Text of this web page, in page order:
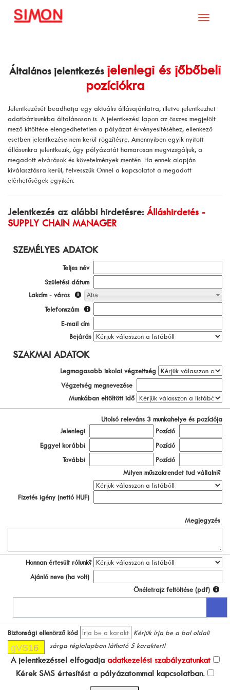
Toggle
Általános jelentkezés jelenlegi és jőbőbeli
pozíciókra
Jelentkezését beadhatja egy aktuális állásajánlatra, illetve jelentkezhet
adatbázisunkba általánosan is. A jelentkezési lapon az összes megjelölt
mező kitöltése elengedhetetlen a pályázat érvényesítéséhez, ellenkező
esetben jelentkezése nem kerül rögzítésre. Amennyiben egyik nyitott
állásunkra jelentkezik, úgy pályázatát hamarosan megvizsgáljuk, a
megadott elvárások és követelmények mentén. Ha ennek alapján
kiválasztásra kerül, felvesszük Önnel a kapcsolatot a megadott
elérhetőségek egyikén.
Jelentkezés az alábbi hirdetésre: Álláshirdetés -
SUPPLY CHAIN MANAGER
SZEMÉLYES ADATOK
Teljes név
Születési dátum
Lakcím - város
Aba
Telefonszám
E-mail cím
Bejárás
SZAKMAI ADATOK
Legmagasabb iskolai végzettség
Végzetség megnevezése
Munkában eltöltött idő
Utolsó releváns 3 munkahelye és pozíciója
Jelenlegi
Pozíció
Eggyel korábbi
Pozíció
További
Pozíció
Milyen műszakrendet tud vállalni?
Fizetés igény (nettó HUF)
Megjegyzés
Honnan értesült rólunk?
Ajánló neve (ha volt)
Önéletrajz feltöltése (pdf)
Biztonsági ellenörző kód
Kérjük írja be a bal oldali
sárga téglalapban látható 5 karaktert!
A jelentkezéssel elfogadja adatkezelési szabályzatunkat
Kérek SMS értesítést a pályázatommal kapcsolatban.